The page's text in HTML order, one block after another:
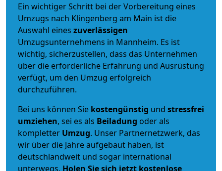
Ein wichtiger Schritt bei der Vorbereitung eines
Umzugs nach Klingenberg am Main ist die
Auswahl eines zuverlässigen
Umzugsunternehmens in Mannheim. Es ist
wichtig, sicherzustellen, dass das Unternehmen
über die erforderliche Erfahrung und Ausrüstung
verfügt, um den Umzug erfolgreich
durchzuführen.
Bei uns können Sie kostengünstig und stressfrei
umziehen, sei es als Beiladung oder als
kompletter Umzug. Unser Partnernetzwerk, das
wir über die Jahre aufgebaut haben, ist
deutschlandweit und sogar international
unterwegs. Holen Sie sich jetzt kostenlose